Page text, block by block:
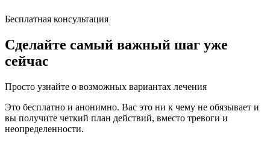
Бесплатная консультация
Сделайте самый важный шаг уже
сейчас
Просто узнайте о возможных вариантах лечения
Это бесплатно и анонимно. Вас это ни к чему не обязывает и
вы получите четкий план действий, вместо тревоги и
неопределенности.